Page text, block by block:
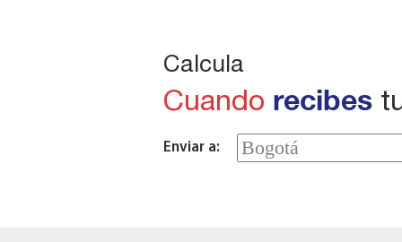
Calcula
Cuando recibes
Enviar a: